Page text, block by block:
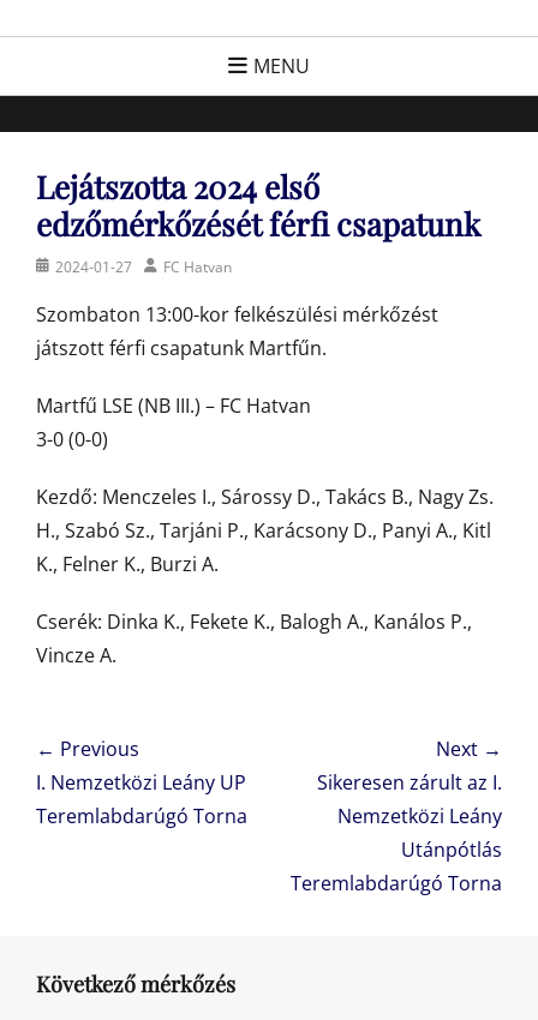
FC Hatvan
Egyesület a hatvani labdarúgásért, sportért!
MENU
Lejátszotta 2024 első
edzőmérkőzését férfi csapatunk
Posted2024-01-27 AuthorFC Hatvan
Szombaton 13:00-kor felkészülési mérkőzést
játszott férfi csapatunk Martfűn.
Martfű LSE (NB III.) – FC Hatvan
3-0 (0-0)
Kezdő: Menczeles I., Sárossy D., Takács B., Nagy Zs.
H., Szabó Sz., Tarjáni P., Karácsony D., Panyi A., Kitl
K., Felner K., Burzi A.
Cserék: Dinka K., Fekete K., Balogh A., Kanálos P.,
Vincze A.
Bejegyzés
navigáció
← Previous
Previous
post:
I. Nemzetközi Leány UP
Teremlabdarúgó Torna
Next →
Sikeresen zárult az I.
Nemzetközi Leány
Utánpótlás
Teremlabdarúgó Torna
Következő mérkőzés